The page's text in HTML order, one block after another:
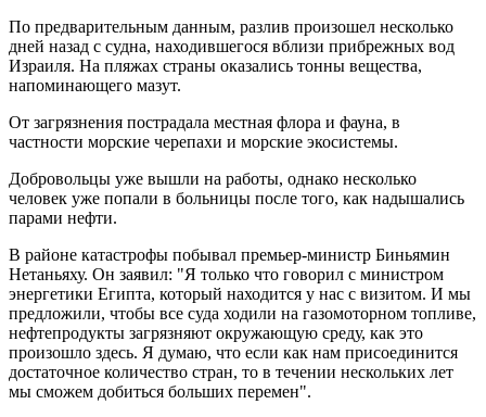
По предварительным данным, разлив произошел несколько
дней назад с судна, находившегося вблизи прибрежных вод
Израиля. На пляжах страны оказались тонны вещества,
напоминающего мазут.
От загрязнения пострадала местная флора и фауна, в
частности морские черепахи и морские экосистемы.
Добровольцы уже вышли на работы, однако несколько
человек уже попали в больницы после того, как надышались
парами нефти.
В районе катастрофы побывал премьер-министр Биньямин
Нетаньяху. Он заявил: "Я только что говорил с министром
энергетики Египта, который находится у нас с визитом. И мы
предложили, чтобы все суда ходили на газомоторном топливе,
нефтепродукты загрязняют окружающую среду, как это
произошло здесь. Я думаю, что если как нам присоединится
достаточное количество стран, то в течении нескольких лет
мы сможем добиться больших перемен".